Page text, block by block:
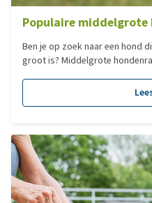
Populaire middelgrote
Ben je op zoek naar een hond
groot is? Middelgrote
knuffelig zonder op schoot te
actief als een rustig
populairste rassen en laten